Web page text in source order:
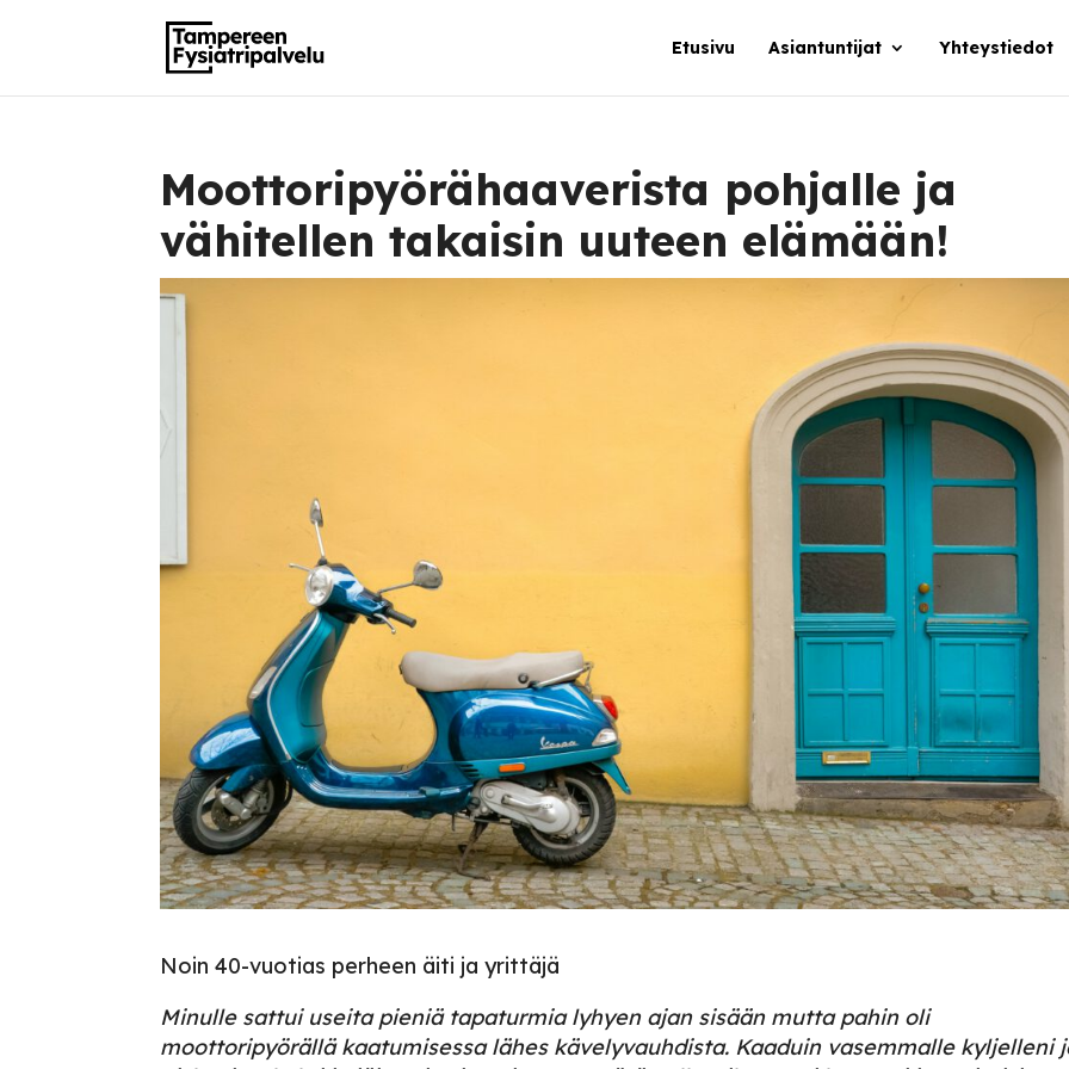
Etusivu Asiantuntijat Yhteystiedot
Moottoripyörähaaverista pohjalle ja
vähitellen takaisin uuteen elämään!
Noin 40-vuotias perheen äiti ja yrittäjä
Minulle sattui useita pieniä tapaturmia lyhyen ajan sisään mutta pahin oli
moottoripyörällä kaatumisessa lähes kävelyvauhdista. Kaaduin vasemmalle kyljelleni